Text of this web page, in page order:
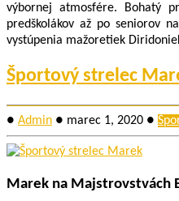
výbornej atmosfére. Bohatý
predškolákov až po seniorov
vystúpenia mažoretiek
Športový strelec
● Admin ● marec 1, 2020 ●
Marek na Majstrovstvách